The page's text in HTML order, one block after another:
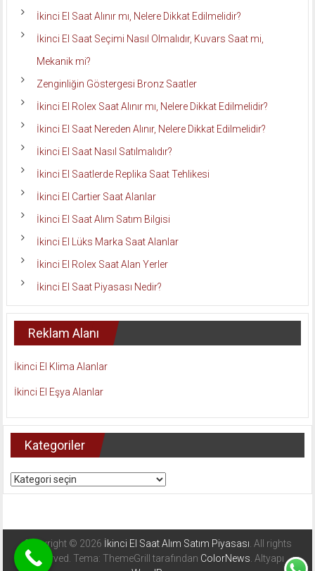
İkinci El Saat Alınır mı, Nelere Dikkat Edilmelidir?
İkinci El Saat Seçimi Nasıl Olmalıdır, Kuvars Saat mi,
Mekanik mi?
Zenginliğin Göstergesi Bronz Saatler
İkinci El Rolex Saat Alınır mı, Nelere Dikkat Edilmelidir?
İkinci El Saat Nereden Alınır, Nelere Dikkat Edilmelidir?
İkinci El Saat Nasıl Satılmalıdır?
İkinci El Saatlerde Replika Saat Tehlikesi
İkinci El Cartier Saat Alanlar
İkinci El Saat Alım Satım Bilgisi
İkinci El Lüks Marka Saat Alanlar
İkinci El Rolex Saat Alan Yerler
İkinci El Saat Piyasası Nedir?
Reklam Alanı
İkinci El Klima Alanlar
İkinci El Eşya Alanlar
Kategoriler
Kategoriler
Copyright © 2026 İkinci El Saat Alım Satım Piyasası. All rights
reserved. Tema: ThemeGrill tarafından ColorNews. Altyapı